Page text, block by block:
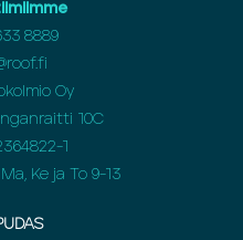
8889
Oy
10C
1
Ke ja To 9-13